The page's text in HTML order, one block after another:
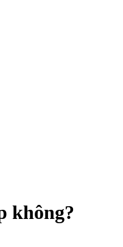
không?